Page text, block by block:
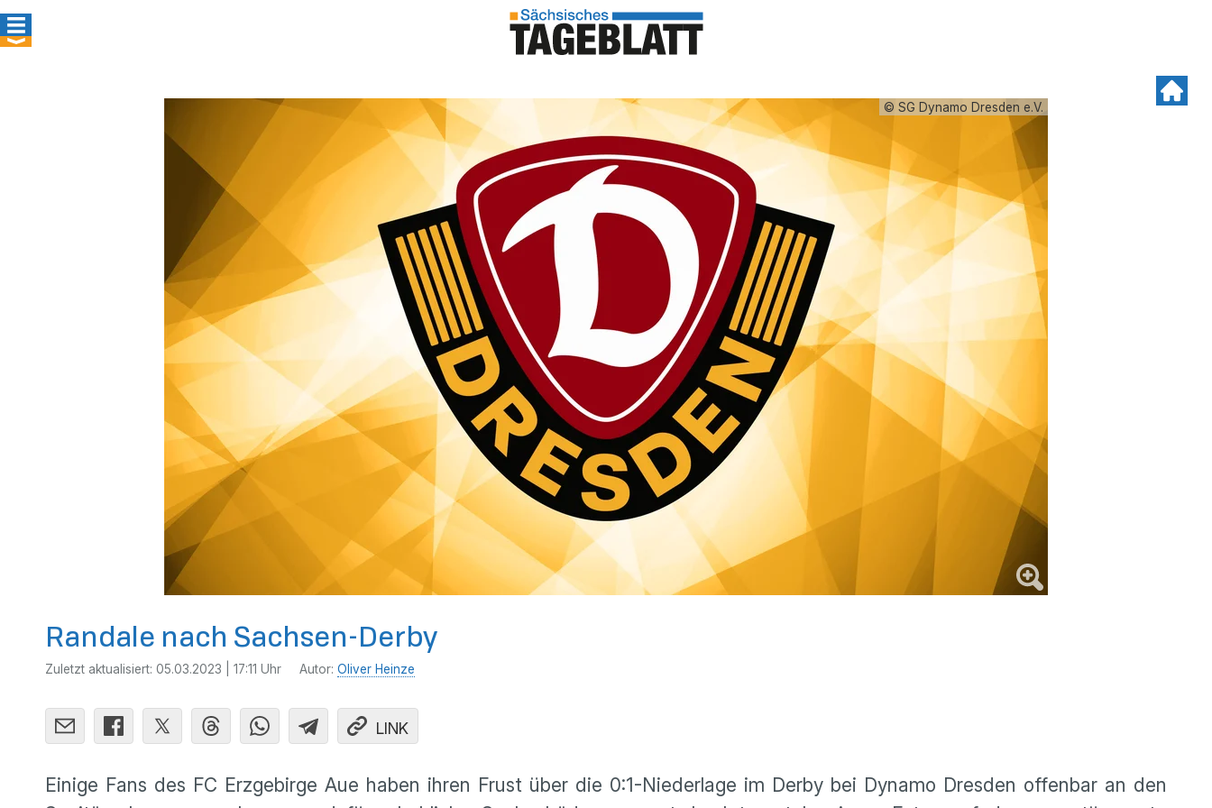
© SG Dynamo Dresden e.V.
Randale nach Sachsen-Derby
Zuletzt aktualisiert: 05.03.2023 | 17:11 Uhr Autor: Oliver Heinze
LINK
Einige Fans des FC Erzgebirge Aue haben ihren Frust über die 0:1-Niederlage im Derby bei Dynamo Dresden offenbar an den